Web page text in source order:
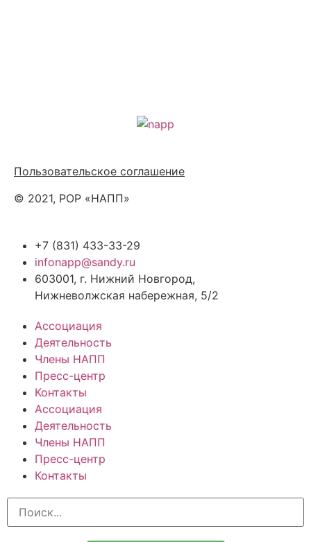
Пользовательское соглашение
© 2021, РОР «НАПП»
+7 (831) 433-33-29
infonapp@sandy.ru
603001, г. Нижний Новгород,
Нижневолжская набережная, 5/2
Ассоциация
Деятельность
Члены НАПП
Пресс-центр
Контакты
Ассоциация
Деятельность
Члены НАПП
Пресс-центр
Контакты